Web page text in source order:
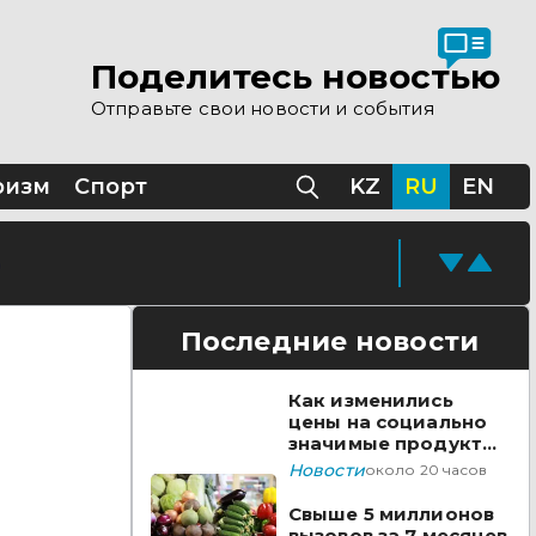
Поделитесь новостью
Отправьте свои новости и события
Спорт KZ RU EN
Последние новости
Как изменились
цены на социально
значимые продукты
за неделю
Новостиоколо 20 часов
Свыше 5 миллионов